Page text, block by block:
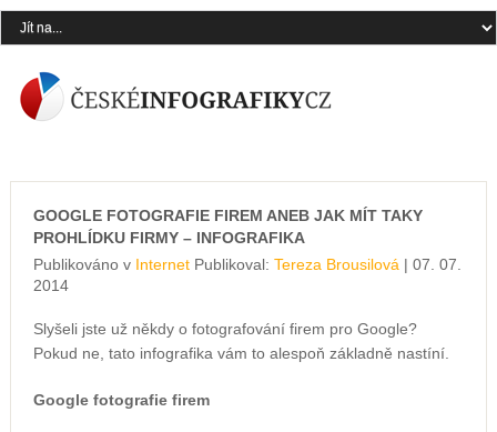
GOOGLE FOTOGRAFIE FIREM ANEB JAK MÍT TAKY
PROHLÍDKU FIRMY – INFOGRAFIKA
Publikováno v InternetPublikoval: Tereza Brousilová | 07. 07.
2014
Slyšeli jste už někdy o fotografování firem pro Google?
Pokud ne, tato infografika vám to alespoň základně nastíní.
Google fotografie firem